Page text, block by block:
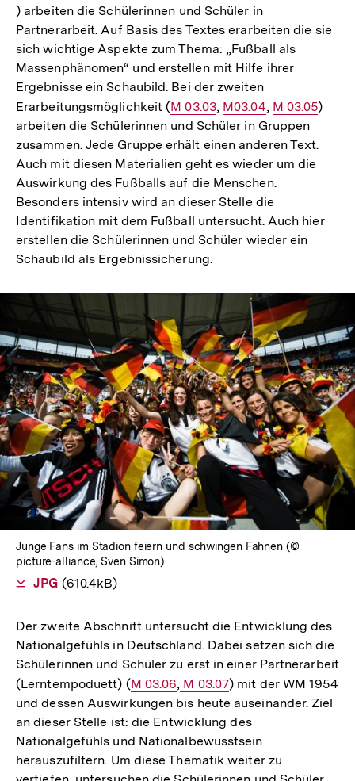
) arbeiten die Schülerinnen und Schüler in
Partnerarbeit. Auf Basis des Textes erarbeiten die sie
sich wichtige Aspekte zum Thema: „Fußball als
Massenphänomen“ und erstellen mit Hilfe ihrer
Ergebnisse ein Schaubild. Bei der zweiten
Erarbeitungsmöglichkeit (Interner
Link:
M 03.03, Interner
Link:
M03.04, Interner
Link:
M 03.05)
arbeiten die Schülerinnen und Schüler in Gruppen
zusammen. Jede Gruppe erhält einen anderen Text.
Auch mit diesen Materialien geht es wieder um die
Auswirkung des Fußballs auf die Menschen.
Besonders intensiv wird an dieser Stelle die
Identifikation mit dem Fußball untersucht. Auch hier
erstellen die Schülerinnen und Schüler wieder ein
Schaubild als Ergebnissicherung.
In
Lightbox
öffnen
Junge Fans im Stadion feiern und schwingen Fahnen (©
picture-alliance, Sven Simon)
Als
JPG herunterladen
(610.4kB)
Der zweite Abschnitt untersucht die Entwicklung des
Nationalgefühls in Deutschland. Dabei setzen sich die
Schülerinnen und Schüler zu erst in einer Partnerarbeit
(Lerntempoduett) (Interner
Link:
M 03.06, Interner
Link:
M 03.07) mit der WM 1954
und dessen Auswirkungen bis heute auseinander. Ziel
an dieser Stelle ist: die Entwicklung des
Nationalgefühls und Nationalbewusstsein
herauszufiltern. Um diese Thematik weiter zu